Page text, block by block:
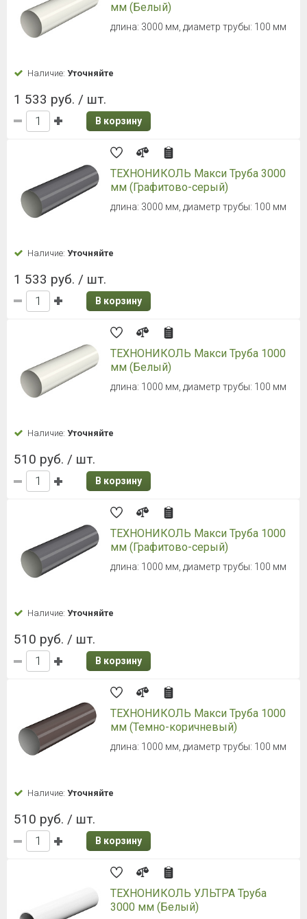
мм (Белый)
длина: 3000 мм, диаметр трубы: 100 мм
Наличие: Уточняйте
1 533 руб. / шт.
В корзину
ТЕХНОНИКОЛЬ Макси Труба 3000
мм (Графитово-серый)
длина: 3000 мм, диаметр трубы: 100 мм
Наличие: Уточняйте
1 533 руб. / шт.
В корзину
ТЕХНОНИКОЛЬ Макси Труба 1000
мм (Белый)
длина: 1000 мм, диаметр трубы: 100 мм
Наличие: Уточняйте
510 руб. / шт.
В корзину
ТЕХНОНИКОЛЬ Макси Труба 1000
мм (Графитово-серый)
длина: 1000 мм, диаметр трубы: 100 мм
Наличие: Уточняйте
510 руб. / шт.
В корзину
ТЕХНОНИКОЛЬ Макси Труба 1000
мм (Темно-коричневый)
длина: 1000 мм, диаметр трубы: 100 мм
Наличие: Уточняйте
510 руб. / шт.
В корзину
ТЕХНОНИКОЛЬ УЛЬТРА Труба
3000 мм (Белый)